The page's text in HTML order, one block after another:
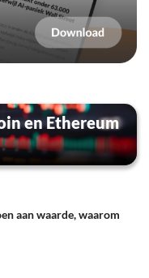
en Ethereum
aan waarde, waarom